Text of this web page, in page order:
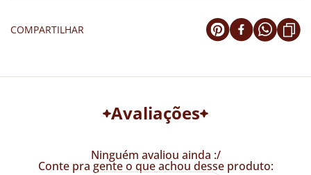
COMPARTILHAR
Avaliações
Ninguém avaliou ainda :/
Conte pra gente o que achou desse produto: